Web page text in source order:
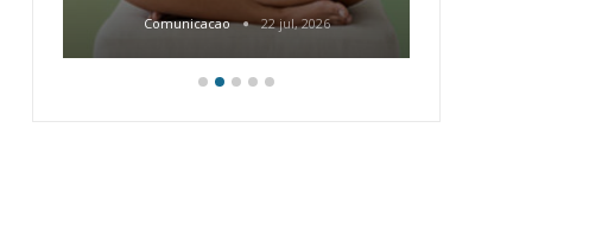
Comunicacao 22 jul, 2026